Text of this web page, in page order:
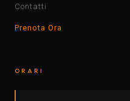
Contatti
Prenota Ora
ORARI